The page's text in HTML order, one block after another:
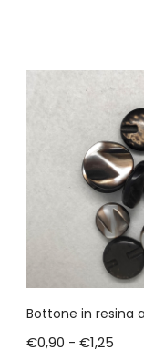
Bottone in resina
€0,90 - €1,25